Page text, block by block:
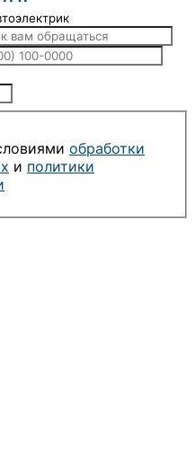
обработки
и политики